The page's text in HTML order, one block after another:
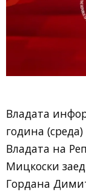
Владата
година
Владата на
Мицкоски
Гордана